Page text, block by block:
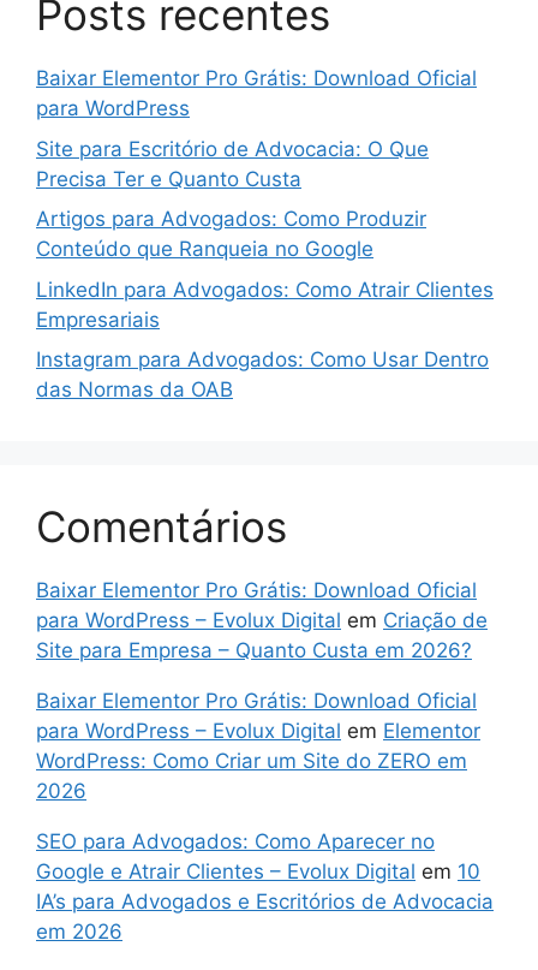
Posts recentes
Baixar Elementor Pro Grátis: Download Oficial
para WordPress
Site para Escritório de Advocacia: O Que
Precisa Ter e Quanto Custa
Artigos para Advogados: Como Produzir
Conteúdo que Ranqueia no Google
LinkedIn para Advogados: Como Atrair Clientes
Empresariais
Instagram para Advogados: Como Usar Dentro
das Normas da OAB
Comentários
Baixar Elementor Pro Grátis: Download Oficial
para WordPress – Evolux Digital em Criação de
Site para Empresa – Quanto Custa em 2026?
Baixar Elementor Pro Grátis: Download Oficial
para WordPress – Evolux Digital em Elementor
WordPress: Como Criar um Site do ZERO em
2026
SEO para Advogados: Como Aparecer no
Google e Atrair Clientes – Evolux Digital em 10
IA’s para Advogados e Escritórios de Advocacia
em 2026